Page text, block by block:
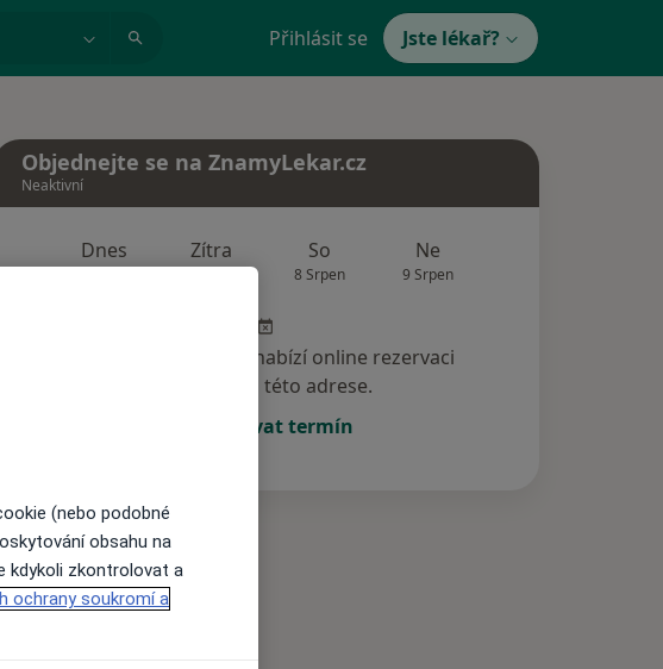
Přihlásit se Jste lékař?
Objednejte se na ZnamyLekar.cz
Neaktivní
Dnes Zítra So
8 Srpen
Ne
9 Srpen
Tento specialista nenabízí online rezervaci
termínu na této adrese.
Rezervovat termín
(nebo podobné
obsahu na
kdykoli zkontrolovat a
ochrany soukromí a